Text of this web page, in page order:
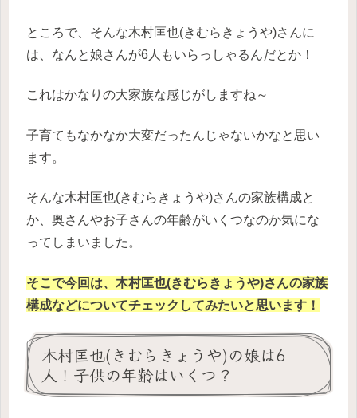
ところで、そんな木村匡也(きむらきょうや)さんに
は、なんと娘さんが6人もいらっしゃるんだとか！
これはかなりの大家族な感じがしますね～
子育てもなかなか大変だったんじゃないかなと思い
ます。
そんな木村匡也(きむらきょうや)さんの家族構成と
か、奥さんやお子さんの年齢がいくつなのか気にな
ってしまいました。
そこで今回は、木村匡也(きむらきょうや)さんの家族
構成などについてチェックしてみたいと思います！
木村匡也(きむらきょうや)の娘は6
人！子供の年齢はいくつ？